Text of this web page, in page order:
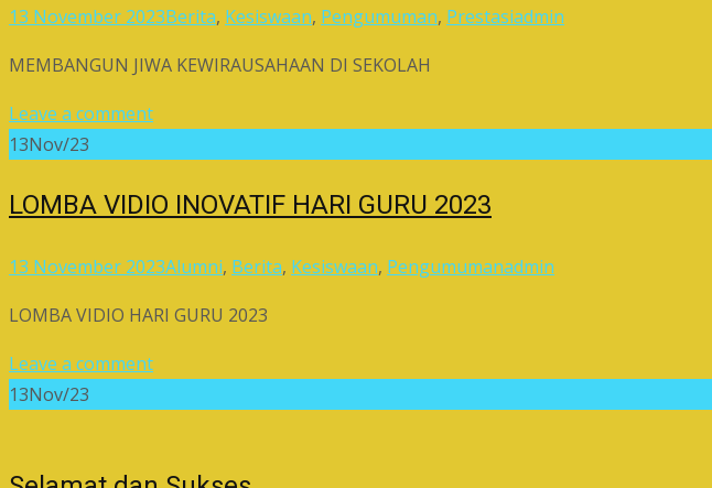
13 November 2023Berita, Kesiswaan, Pengumuman, Prestasiadmin
MEMBANGUN JIWA KEWIRAUSAHAAN DI SEKOLAH
Leave a comment
13Nov/23
LOMBA VIDIO INOVATIF HARI GURU 2023
13 November 2023Alumni, Berita, Kesiswaan, Pengumumanadmin
LOMBA VIDIO HARI GURU 2023
Leave a comment
13Nov/23